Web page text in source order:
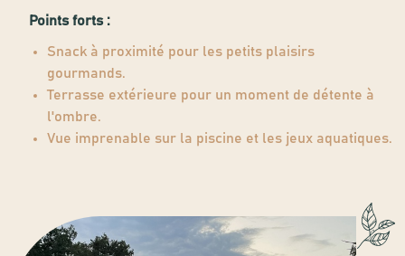
Points forts :
Snack à proximité pour les petits plaisirs
gourmands.
Terrasse extérieure pour un moment de détente à
l'ombre.
Vue imprenable sur la piscine et les jeux aquatiques.